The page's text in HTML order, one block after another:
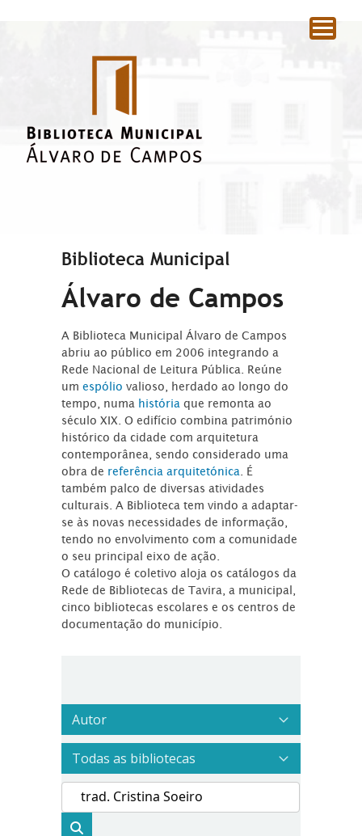
Biblioteca Municipal
Álvaro de Campos
A Biblioteca Municipal Álvaro de Campos
abriu ao público em 2006 integrando a
Rede Nacional de Leitura Pública. Reúne
umespóliovalioso, herdado ao longo do
tempo, numa história que remonta ao
século XIX. O edifício combina património
histórico da cidade com arquitetura
contemporânea, sendo considerado uma
obra de referência arquitetónica . É
também palco de diversas atividades
culturais. A Biblioteca tem vindo a adaptar-
se às novas necessidades de informação,
tendo no envolvimento com a comunidade
o seu principal eixo de ação.
O catálogo é coletivo aloja os catálogos da
Rede de Bibliotecas de Tavira, a municipal,
cinco bibliotecas escolares e os centros de
documentação do município.